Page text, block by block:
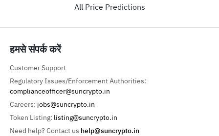
All Price Predictions
हमसे संपर्क करें
Customer Support
Regulatory Issues/Enforcement Authorities:
complianceofficer@suncrypto.in
Careers: jobs@suncrypto.in
Token Listing: listing@suncrypto.in
Need help? Contact us help@suncrypto.in